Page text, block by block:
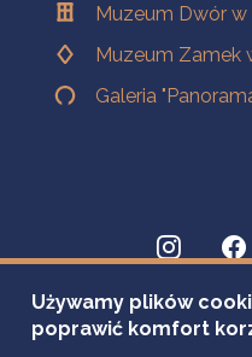
Muzeum Dwór w
Muzeum Zamek
Galeria
Używamy plików
poprawić komfort